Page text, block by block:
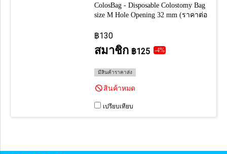
ColosBag - Disposable Colostomy Bag
size M Hole Opening 32 mm (ราคาต่อ
฿130
สมาชิก ฿125 -4%
มีสินค้าราคาส่ง
สินค้าหมด
เปรียบเทียบ